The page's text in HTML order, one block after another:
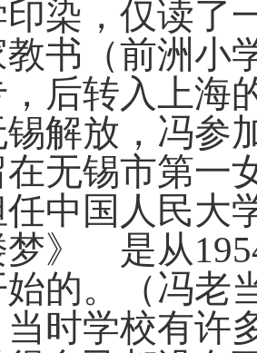
染，仅读了
书（前洲小
后转入上海
解放，冯参
无锡市第一
中国人民大
梦》 是从
的。（冯老
时学校有许